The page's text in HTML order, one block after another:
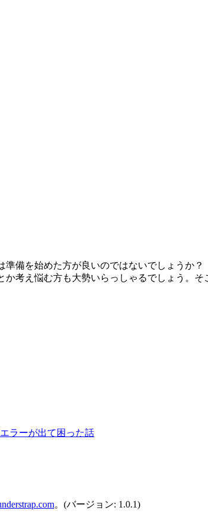
備を始めた方が良いのではないでしょうか？
考え悩む方も大勢いらっしゃるでしょう。
ラーが出て困った話
。(バージョン: 1.0.1)